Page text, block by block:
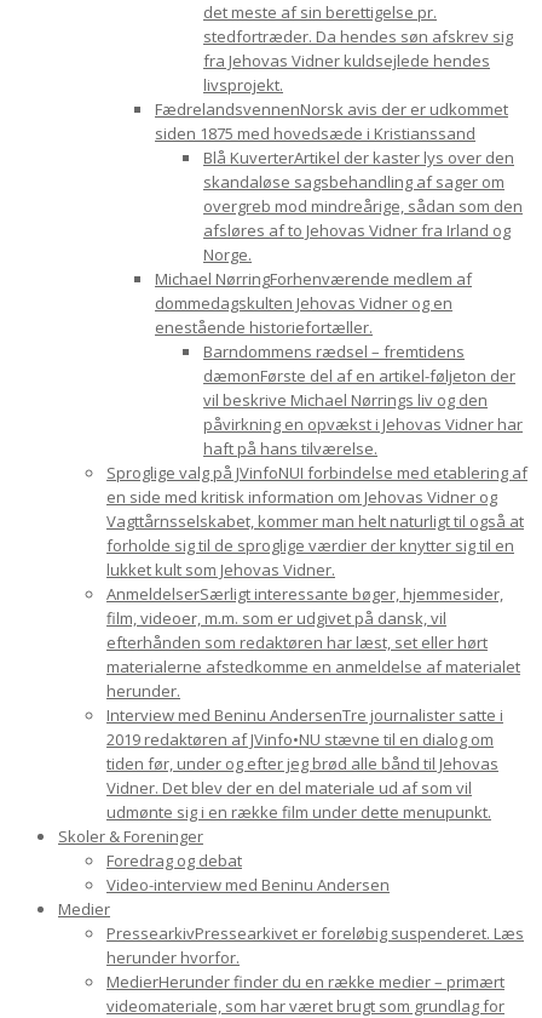
det meste af sin berettigelse pr.
stedfortræder. Da hendes søn afskrev sig
fra Jehovas Vidner kuldsejlede hendes
livsprojekt.
FædrelandsvennenNorsk avis der er udkommet
siden 1875 med hovedsæde i Kristianssand
Blå KuverterArtikel der kaster lys over den
skandaløse sagsbehandling af sager om
overgreb mod mindreårige, sådan som den
afsløres af to Jehovas Vidner fra Irland og
Norge.
Michael NørringForhenværende medlem af
dommedagskulten Jehovas Vidner og en
enestående historiefortæller.
Barndommens rædsel – fremtidens
dæmonFørste del af en artikel-føljeton der
vil beskrive Michael Nørrings liv og den
påvirkning en opvækst i Jehovas Vidner har
haft på hans tilværelse.
Sproglige valg på JVinfoNUI forbindelse med etablering af
en side med kritisk information om Jehovas Vidner og
Vagttårnsselskabet, kommer man helt naturligt til også at
forholde sig til de sproglige værdier der knytter sig til en
lukket kult som Jehovas Vidner.
AnmeldelserSærligt interessante bøger, hjemmesider,
film, videoer, m.m. som er udgivet på dansk, vil
efterhånden som redaktøren har læst, set eller hørt
materialerne afstedkomme en anmeldelse af materialet
herunder.
Interview med Beninu AndersenTre journalister satte i
2019 redaktøren af JVinfo•NU stævne til en dialog om
tiden før, under og efter jeg brød alle bånd til Jehovas
Vidner. Det blev der en del materiale ud af som vil
udmønte sig i en række film under dette menupunkt.
Skoler & Foreninger
Foredrag og debat
Video-interview med Beninu Andersen
Medier
PressearkivPressearkivet er foreløbig suspenderet. Læs
herunder hvorfor.
MedierHerunder finder du en række medier – primært
videomateriale, som har været brugt som grundlag for